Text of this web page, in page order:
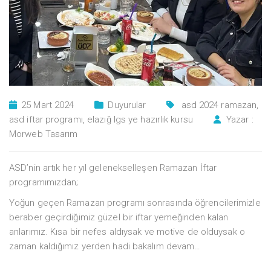
25 Mart 2024 Duyurular asd 2024 ramazan,
asd iftar programı, elazığ lgs ye hazırlık kursu
Yazar :
Morweb Tasarım
ASD’nin artık her yıl gelenekselleşen Ramazan İftar
programımızdan;
Yoğun geçen Ramazan programı sonrasında öğrencilerimizle
beraber geçirdiğimiz güzel bir iftar yemeğinden kalan
anlarımız. Kısa bir nefes aldıysak ve motive de olduysak o
zaman kaldığımız yerden hadi bakalım devam…